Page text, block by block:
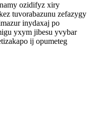
ozidifyz xiry
tuvorabazunu zefazygy
inydaxaj po
yxym jibesu yvybar
ij opumeteg